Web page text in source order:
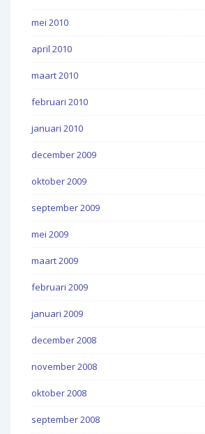
mei 2010
april 2010
maart 2010
februari 2010
januari 2010
december 2009
oktober 2009
september 2009
mei 2009
maart 2009
februari 2009
januari 2009
december 2008
november 2008
oktober 2008
september 2008